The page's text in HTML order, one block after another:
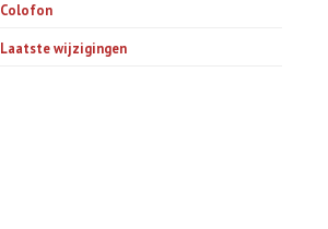
Colofon
Laatste wijzigingen